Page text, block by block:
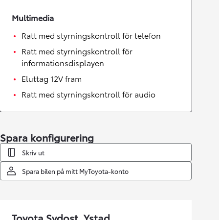
Multimedia
Ratt med styrningskontroll för telefon
Ratt med styrningskontroll för
informationsdisplayen
Eluttag 12V fram
Ratt med styrningskontroll för audio
Spara konfigurering
Skriv ut
Spara bilen på mitt MyToyota-konto